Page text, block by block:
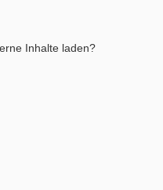
Inhalte laden?